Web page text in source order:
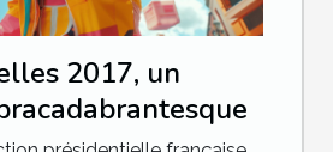
2017, un